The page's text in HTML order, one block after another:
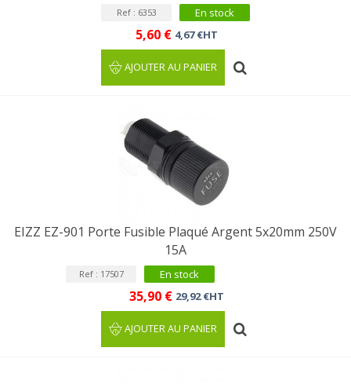
Ref : 6353 En stock
5,60 € 4,67 €HT
AJOUTER AU PANIER
EIZZ EZ-901 Porte Fusible Plaqué Argent 5x20mm 250V
15A
Ref : 17507 En stock
35,90 € 29,92 €HT
AJOUTER AU PANIER